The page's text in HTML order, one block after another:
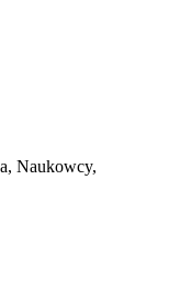
Naukowcy,